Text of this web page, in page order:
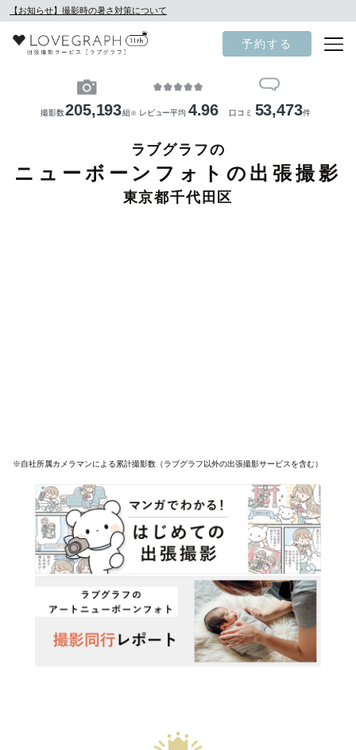
【お知らせ】撮影時の暑さ対策について
予約する
撮影数205,193組 ※ レビュー平均 4.96 口コミ 53,473件
ラブグラフの
ニューボーンフォトの出張撮影
東京都千代田区
※自社所属カメラマンによる累計撮影数（ラブグラフ以外の出張撮影サービスを含む）